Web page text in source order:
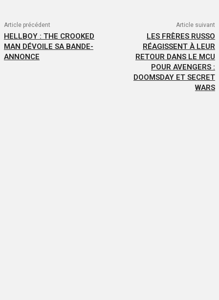
Article précédent
HELLBOY : THE CROOKED
MAN DÉVOILE SA BANDE-
ANNONCE
Article suivant
LES FRÈRES RUSSO
RÉAGISSENT À LEUR
RETOUR DANS LE MCU
POUR AVENGERS :
DOOMSDAY ET SECRET
WARS